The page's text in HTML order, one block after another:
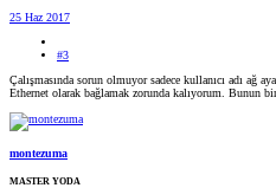
25 Haz 2017
#3
Çalışmasında sorun olmuyor sadece kullanıcı adı ağ
Ethernet olarak bağlamak zorunda kalıyorum. Bunun
montezuma
MASTER YODA